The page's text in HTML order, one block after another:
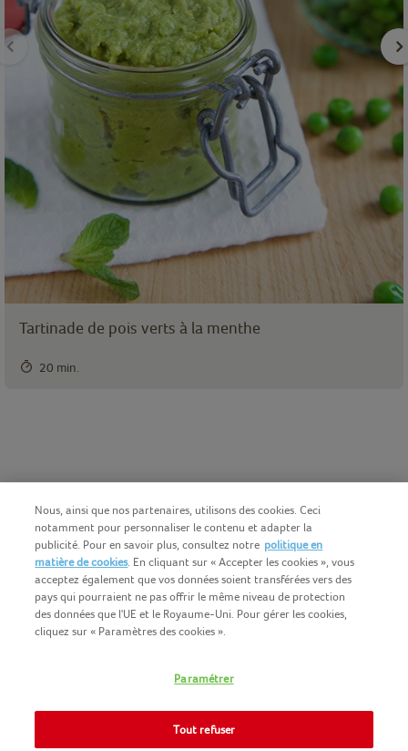
Tartinade de pois verts à la menthe
20 min.
COPYRIGHT IGLO 2025
CONTACTEZ NOUS
COOKIE-POLICY
NOMAD FOODS
Nous, ainsi que nos partenaires, utilisons des cookies. Ceci
notamment pour personnaliser le contenu et adapter la
publicité. Pour en savoir plus, consultez notre politique en
matière de cookies. En cliquant sur « Accepter les cookies », vous
acceptez également que vos données soient transférées vers des
pays qui pourraient ne pas offrir le même niveau de protection
des données que l'UE et le Royaume-Uni. Pour gérer les cookies,
cliquez sur « Paramètres des cookies ».
Paramétrer
Tout refuser